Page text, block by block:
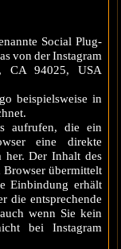
Social Plug-
von der Instagram
CA 94025, USA
beispielsweise in
aufrufen, die ein
eine direkte
her. Der Inhalt des
übermittelt
Einbindung erhält
die entsprechende
wenn Sie kein
bei Instagram